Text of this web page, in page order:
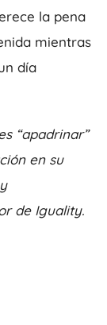
la pena
mientras
día
“apadrinar”
en su
de Iguality.